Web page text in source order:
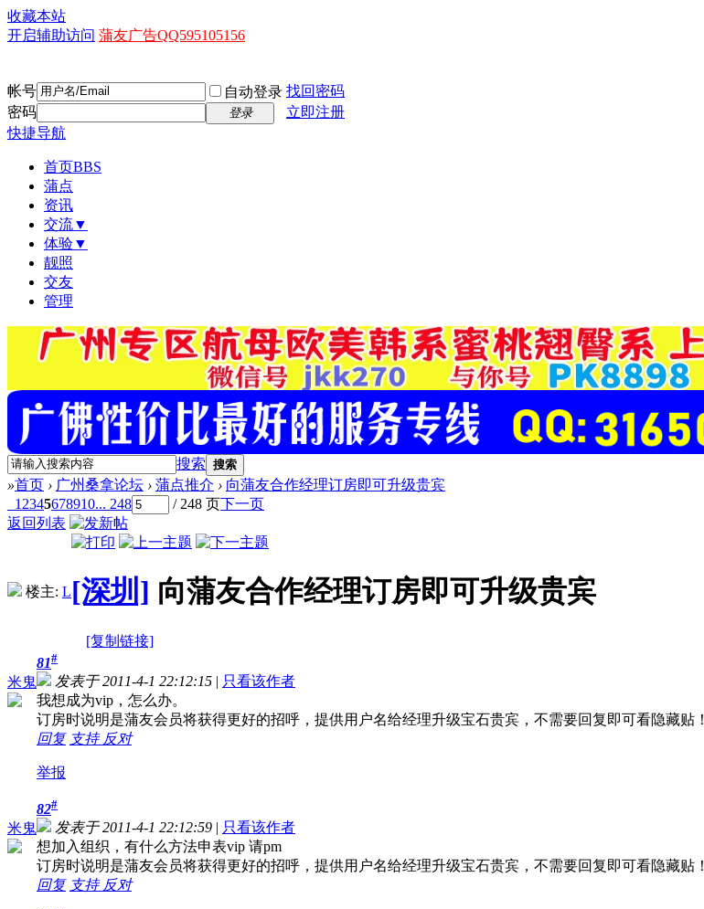
收藏本站
开启辅助访问 蒲友广告QQ595105156
帐号 自动登录 找回密码
密码
登录
立即注册
快捷导航
首页BBS
蒲点
资讯
交流▼
体验▼
靓照
交友
管理
搜索 搜索
»首页 › 广州桑拿论坛 › 蒲点推介 › 向蒲友合作经理订房即可升级贵宾
1 2345678910... 248 / 248 页下一页
返回列表
楼主: L[深圳] 向蒲友合作经理订房即可升级贵宾
[复制链接]
米鬼
81#
发表于 2011-4-1 22:12:15 | 只看该作者
我想成为vip，怎么办。
订房时说明是蒲友会员将获得更好的招呼，提供用户名给经理升级宝石贵宾，不需要回复即可看隐藏贴！
回复 支持 反对
举报
米鬼
82#
发表于 2011-4-1 22:12:59 | 只看该作者
想加入组织，有什么方法申表vip 请pm
订房时说明是蒲友会员将获得更好的招呼，提供用户名给经理升级宝石贵宾，不需要回复即可看隐藏贴！
回复 支持 反对